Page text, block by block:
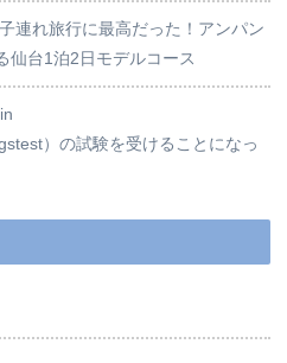
連れ旅行に最高だった！アンパン
仙台1泊2日モデルコース
）の試験を受けることになっ